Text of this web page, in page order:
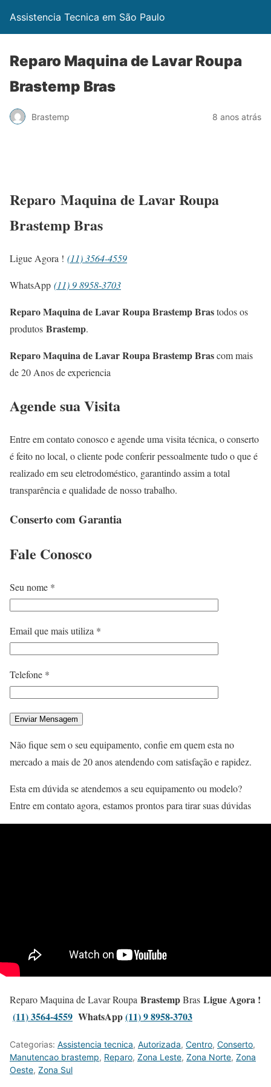
Assistencia Tecnica em São Paulo
Reparo Maquina de Lavar Roupa
Brastemp Bras
Brastemp 8 anos atrás
Reparo Maquina de Lavar Roupa
Brastemp Bras
Ligue Agora ! (11) 3564-4559
WhatsApp (11) 9 8958-3703
Reparo Maquina de Lavar Roupa Brastemp Brastodos os
produtos Brastemp.
Reparo Maquina de Lavar Roupa Brastemp Brascom mais
de 20 Anos de experiencia
Agende sua Visita
Entre em contato conosco e agende uma visita técnica, o conserto
é feito no local, o cliente pode conferir pessoalmente tudo o que é
realizado em seu eletrodoméstico, garantindo assim a total
transparência e qualidade de nosso trabalho.
Conserto com Garantia
Fale Conosco
Seu nome *
Email que mais utiliza *
Telefone *
Não fique sem o seu equipamento, confie em quem esta no
mercado a mais de 20 anos atendendo com satisfação e rapidez.
Esta em dúvida se atendemos a seu equipamento ou modelo?
Entre em contato agora, estamos prontos para tirar suas dúvidas
Reparo Maquina de Lavar Roupa BrastempBras Ligue Agora !
(11) 3564-4559 WhatsApp(11) 9 8958-3703
Categorias: Assistencia tecnica, Autorizada, Centro, Conserto,
Manutencao brastemp, Reparo, Zona Leste, Zona Norte, Zona
Oeste, Zona Sul